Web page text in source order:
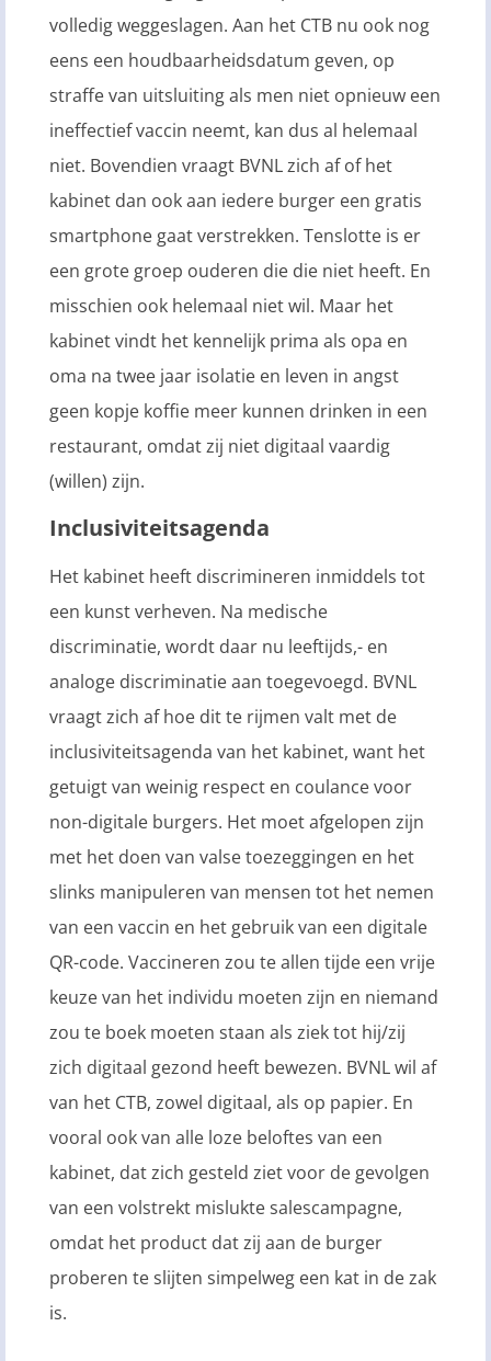
volledig weggeslagen. Aan het CTB nu ook nog
eens een houdbaarheidsdatum geven, op
straffe van uitsluiting als men niet opnieuw een
ineffectief vaccin neemt, kan dus al helemaal
niet. Bovendien vraagt BVNL zich af of het
kabinet dan ook aan iedere burger een gratis
smartphone gaat verstrekken. Tenslotte is er
een grote groep ouderen die die niet heeft. En
misschien ook helemaal niet wil. Maar het
kabinet vindt het kennelijk prima als opa en
oma na twee jaar isolatie en leven in angst
geen kopje koffie meer kunnen drinken in een
restaurant, omdat zij niet digitaal vaardig
(willen) zijn.
Inclusiviteitsagenda
Het kabinet heeft discrimineren inmiddels tot
een kunst verheven. Na medische
discriminatie, wordt daar nu leeftijds,- en
analoge discriminatie aan toegevoegd. BVNL
vraagt zich af hoe dit te rijmen valt met de
inclusiviteitsagenda van het kabinet, want het
getuigt van weinig respect en coulance voor
non-digitale burgers. Het moet afgelopen zijn
met het doen van valse toezeggingen en het
slinks manipuleren van mensen tot het nemen
van een vaccin en het gebruik van een digitale
QR-code. Vaccineren zou te allen tijde een vrije
keuze van het individu moeten zijn en niemand
zou te boek moeten staan als ziek tot hij/zij
zich digitaal gezond heeft bewezen. BVNL wil af
van het CTB, zowel digitaal, als op papier. En
vooral ook van alle loze beloftes van een
kabinet, dat zich gesteld ziet voor de gevolgen
van een volstrekt mislukte salescampagne,
omdat het product dat zij aan de burger
proberen te slijten simpelweg een kat in de zak
is.